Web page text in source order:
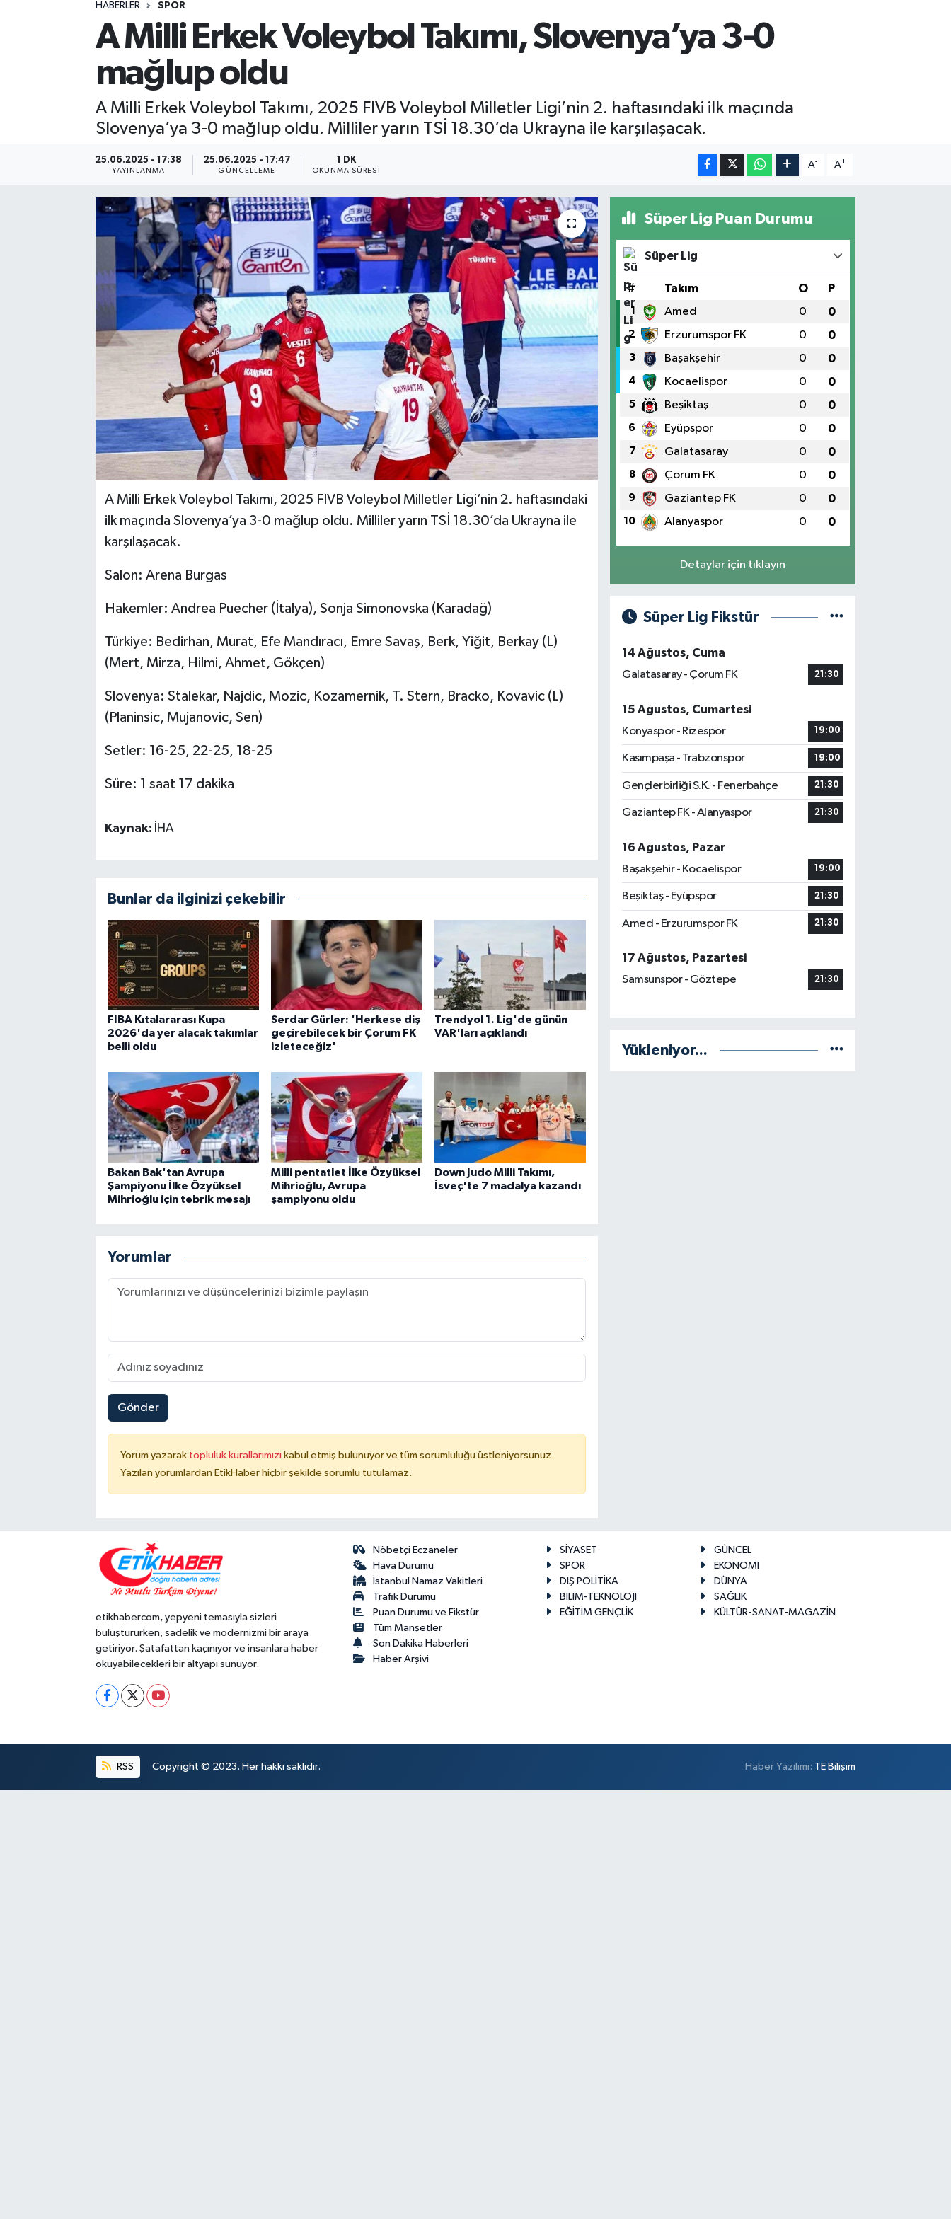
6660.55
%0
BİST100
HABERLER SPOR
A Milli Erkek Voleybol Takımı, Slovenya’ya 3-0
mağlup oldu
A Milli Erkek Voleybol Takımı, 2025 FIVB Voleybol Milletler Ligi’nin 2. haftasındaki ilk maçında
Slovenya’ya 3-0 mağlup oldu. Milliler yarın TSİ 18.30’da Ukrayna ile karşılaşacak.
25.06.2025 - 17:38
YAYINLANMA
25.06.2025 - 17:47
GÜNCELLEME
1 DK
OKUNMA SÜRESI
A- A+
A Milli Erkek Voleybol Takımı, 2025 FIVB Voleybol Milletler Ligi’nin 2. haftasındaki
ilk maçında Slovenya’ya 3-0 mağlup oldu. Milliler yarın TSİ 18.30’da Ukrayna ile
karşılaşacak.
Salon: Arena Burgas
Hakemler: Andrea Puecher (İtalya), Sonja Simonovska (Karadağ)
Türkiye: Bedirhan, Murat, Efe Mandıracı, Emre Savaş, Berk, Yiğit, Berkay (L)
(Mert, Mirza, Hilmi, Ahmet, Gökçen)
Slovenya: Stalekar, Najdic, Mozic, Kozamernik, T. Stern, Bracko, Kovavic (L)
(Planinsic, Mujanovic, Sen)
Setler: 16-25, 22-25, 18-25
Süre: 1 saat 17 dakika
Kaynak: İHA
Bunlar da ilginizi çekebilir
FIBA Kıtalararası Kupa
2026'da yer alacak takımlar
belli oldu
Serdar Gürler: 'Herkese diş
geçirebilecek bir Çorum FK
izleteceğiz'
Trendyol 1. Lig'de günün
VAR'ları açıklandı
Bakan Bak'tan Avrupa
Şampiyonu İlke Özyüksel
Mihrioğlu için tebrik mesajı
Milli pentatlet İlke Özyüksel
Mihrioğlu, Avrupa
şampiyonu oldu
Down Judo Milli Takımı,
İsveç'te 7 madalya kazandı
Yorumlar
Gönder
Yorum yazarak topluluk kurallarımızı kabul etmiş bulunuyor ve tüm sorumluluğu üstleniyorsunuz.
Yazılan yorumlardan EtikHaber hiçbir şekilde sorumlu tutulamaz.
Süper Lig Puan Durumu
Süper Lig
# Takım O P
1 Amed 0 0
2 Erzurumspor FK 0 0
3 Başakşehir 0 0
4 Kocaelispor 0 0
5 Beşiktaş 0 0
6 Eyüpspor 0 0
7 Galatasaray 0 0
8 Çorum FK 0 0
9 Gaziantep FK 0 0
10 Alanyaspor 0 0
Detaylar için tıklayın
Süper Lig Fikstür
14 Ağustos, Cuma
Galatasaray - Çorum FK
21:30
15 Ağustos, Cumartesi
Konyaspor - Rizespor
19:00
Kasımpaşa - Trabzonspor 19:00
Gençlerbirliği S.K. - Fenerbahçe 21:30
Gaziantep FK - Alanyaspor 21:30
16 Ağustos, Pazar
Başakşehir - Kocaelispor
19:00
Beşiktaş - Eyüpspor 21:30
Amed - Erzurumspor FK 21:30
17 Ağustos, Pazartesi
Samsunspor - Göztepe
21:30
Yükleniyor...
etikhabercom, yepyeni temasıyla sizleri
buluştururken, sadelik ve modernizmi bir araya
getiriyor. Şatafattan kaçınıyor ve insanlara haber
okuyabilecekleri bir altyapı sunuyor.
Nöbetçi Eczaneler
Hava Durumu
İstanbul Namaz Vakitleri
Trafik Durumu
Puan Durumu ve Fikstür
Tüm Manşetler
Son Dakika Haberleri
Haber Arşivi
SİYASET
GÜNCEL
SPOR
EKONOMİ
DIŞ POLİTİKA
DÜNYA
BİLİM-TEKNOLOJİ
SAĞLIK
EĞİTİM GENÇLİK
KÜLTÜR-SANAT-MAGAZİN
RSS Copyright © 2023. Her hakkı saklıdır. Haber Yazılımı: TE Bilişim
ÖZEL HABER